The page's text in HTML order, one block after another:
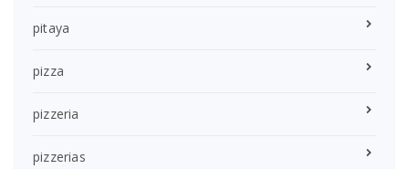
pitaya
pizza
pizzeria
pizzerias